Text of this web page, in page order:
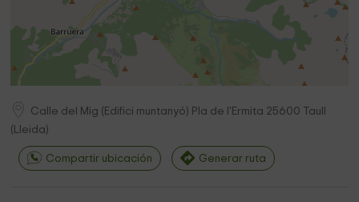
Calle del Mig (Edifici muntanyó) Pla de l'Ermita 25600
Taull
( Lleida)
Compartir ubicación Generar ruta